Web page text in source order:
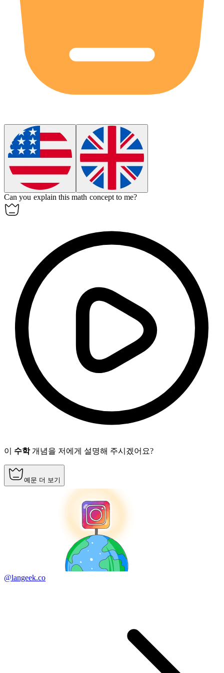
Can you explain this math concept to me?
이 수학개념을 저에게 설명해 주시겠어요?
예문 더 보기
@langeek.co